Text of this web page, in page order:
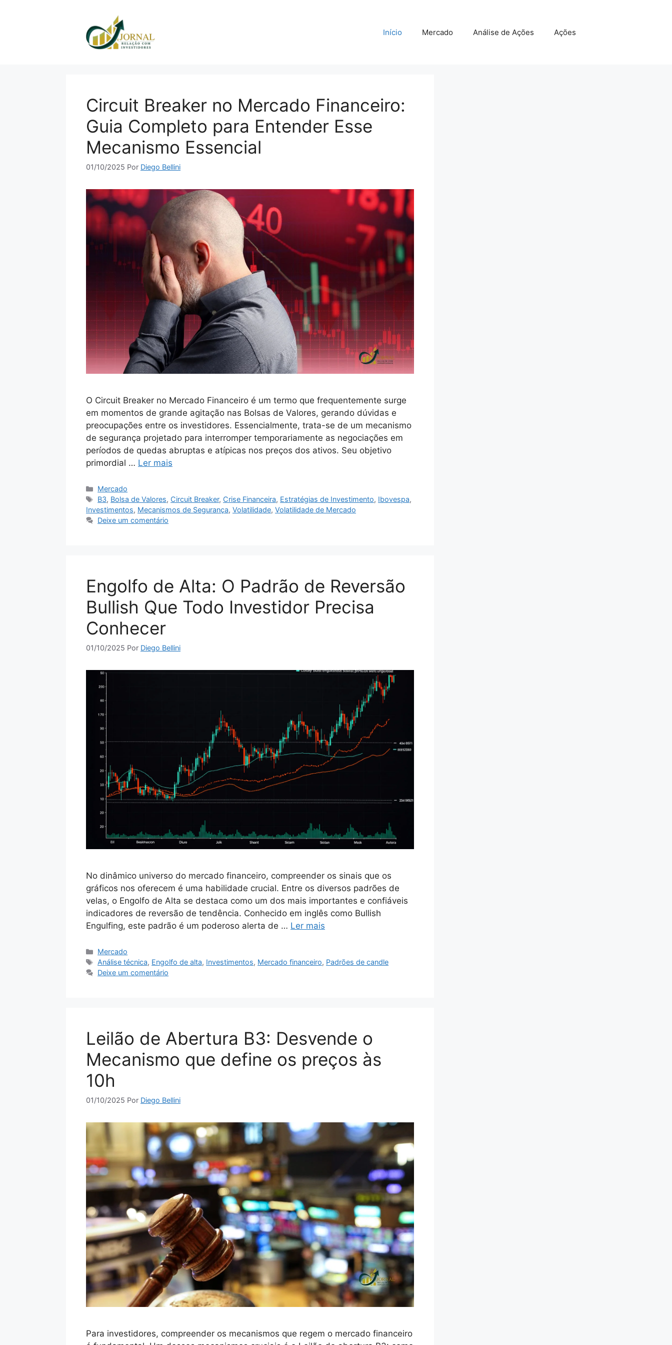
Início Mercado Análise de Ações Ações
Circuit Breaker no Mercado Financeiro:
Guia Completo para Entender Esse
Mecanismo Essencial
01/10/2025 Por Diego Bellini
O Circuit Breaker no Mercado Financeiro é um termo que frequentemente surge
em momentos de grande agitação nas Bolsas de Valores, gerando dúvidas e
preocupações entre os investidores. Essencialmente, trata-se de um mecanismo
de segurança projetado para interromper temporariamente as negociações em
períodos de quedas abruptas e atípicas nos preços dos ativos. Seu objetivo
primordial … Ler mais
Categorias
Mercado
Tags
B3, Bolsa de Valores, Circuit Breaker, Crise Financeira, Estratégias de Investimento, Ibovespa,
Investimentos, Mecanismos de Segurança, Volatilidade, Volatilidade de Mercado
Deixe um comentário
Engolfo de Alta: O Padrão de Reversão
Bullish Que Todo Investidor Precisa
Conhecer
01/10/2025 Por Diego Bellini
No dinâmico universo do mercado financeiro, compreender os sinais que os
gráficos nos oferecem é uma habilidade crucial. Entre os diversos padrões de
velas, o Engolfo de Alta se destaca como um dos mais importantes e confiáveis
indicadores de reversão de tendência. Conhecido em inglês como Bullish
Engulfing, este padrão é um poderoso alerta de … Ler mais
Categorias
Mercado
Tags
Análise técnica, Engolfo de alta, Investimentos, Mercado financeiro, Padrões de candle
Deixe um comentário
Leilão de Abertura B3: Desvende o
Mecanismo que define os preços às
10h
01/10/2025 Por Diego Bellini
Para investidores, compreender os mecanismos que regem o mercado financeiro